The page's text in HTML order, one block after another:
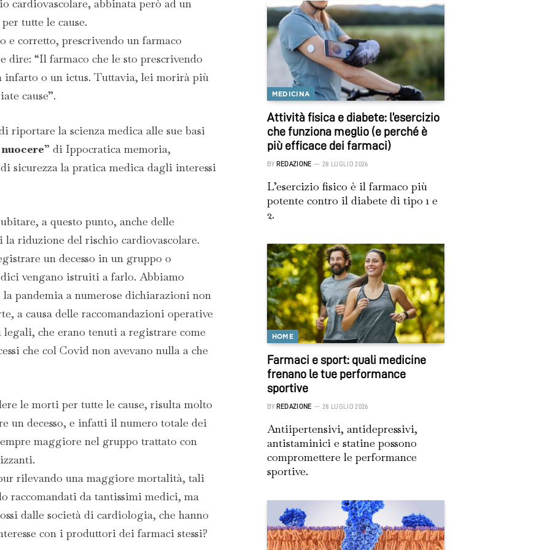
cardiovascolare, abbinata però ad un
tutte le cause.
e corretto, prescrivendo un farmaco
dire: “Il farmaco che le sto prescrivendo
infarto o un ictus. Tuttavia, lei morirà più
cause”.
riportare la scienza medica alle sue basi
” di Ippocratica memoria,
sicurezza la pratica medica dagli interessi
a questo punto, anche delle
riduzione del rischio cardiovascolare.
un decesso in un gruppo o
vengano istruiti a farlo. Abbiamo
la pandemia a numerose dichiarazioni non
a causa delle raccomandazioni operative
che erano tenuti a registrare come
che col Covid non avevano nulla a che
le morti per tutte le cause, risulta molto
un decesso, e infatti il numero totale dei
maggiore nel gruppo trattato con
rilevando una maggiore mortalità, tali
raccomandati da tantissimi medici, ma
dalle società di cardiologia, che hanno
con i produttori dei farmaci stessi?
MEDICINA
Attività fisica e diabete: l’esercizio
che funziona meglio (e perché è
più efficace dei farmaci)
BY REDAZIONE 28 LUGLIO 2026
L’esercizio fisico è il farmaco più
potente contro il diabete di tipo 1 e
2.
HOME
Farmaci e sport: quali medicine
frenano le tue performance
sportive
BY REDAZIONE 28 LUGLIO 2026
Antiipertensivi, antidepressivi,
antistaminici e statine possono
compromettere le performance
sportive.